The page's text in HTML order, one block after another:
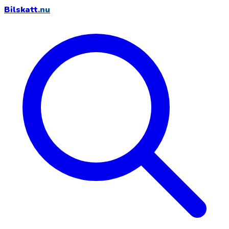
Bilskatt.nu